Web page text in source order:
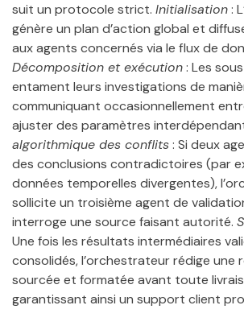
suit un protocole strict. Initialisation:
génère un plan d’action global et
aux agents concernés via le flux de
Décomposition et exécution: Les
entament leurs investigations de
communiquant occasionnellement
ajuster des paramètres
algorithmique des conflits: Si deux
des conclusions contradictoires (par
données temporelles divergentes),
sollicite un troisième agent de
interroge une source faisant autorité.
Une fois les résultats intermédiaires
consolidés, l’orchestrateur rédige une
sourcée et formatée avant toute
garantissant ainsi un support client